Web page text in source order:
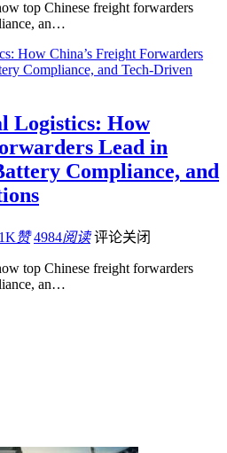
top Chinese freight forwarders
an…
Logistics: How
Lead in
Compliance, and
赞 4984阅读 评论关闭
top Chinese freight forwarders
an…